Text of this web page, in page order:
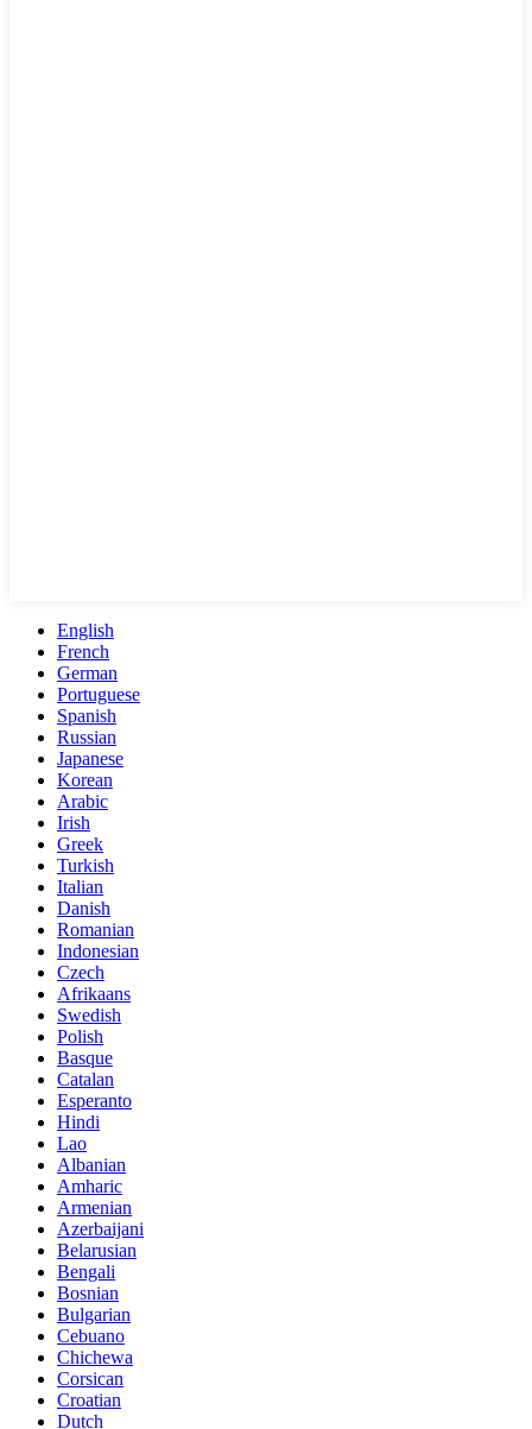
English
French
German
Portuguese
Spanish
Russian
Japanese
Korean
Arabic
Irish
Greek
Turkish
Italian
Danish
Romanian
Indonesian
Czech
Afrikaans
Swedish
Polish
Basque
Catalan
Esperanto
Hindi
Lao
Albanian
Amharic
Armenian
Azerbaijani
Belarusian
Bengali
Bosnian
Bulgarian
Cebuano
Chichewa
Corsican
Croatian
Dutch